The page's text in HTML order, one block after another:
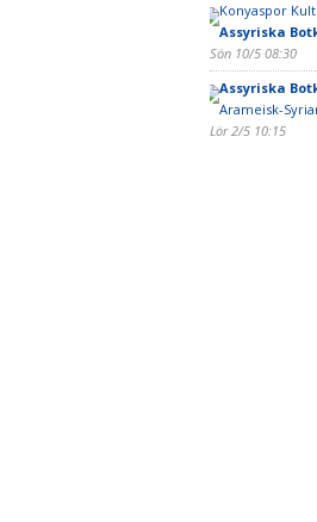
Konyaspor
Assyriska
Sön 10/5 08:30
Assyriska
Arameisk-
Lör 2/5 10:15